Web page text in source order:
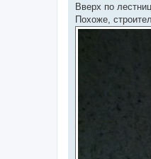
Вверх по
Похоже,